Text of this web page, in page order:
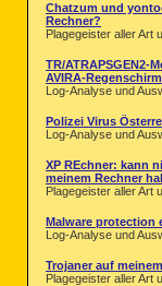
Chatzum und
Rechner?
Plagegeister aller Art
TR/ATRAPSGEN2-
AVIRA-
Log-Analyse und
Polizei Virus
Log-Analyse und
XP REchner: kann
meinem Rechner
Plagegeister aller Art
Malware protection
Log-Analyse und
Trojaner auf
Plagegeister aller Art